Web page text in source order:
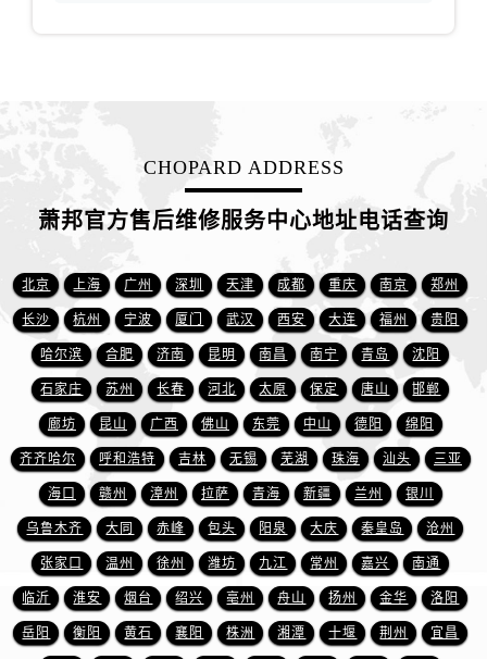
安徽省亳州市谯城区魏武大道萧邦售后服务中心（需提前预约）
安徽省黄山市屯溪区黄山西路萧邦售后服务中心（需提前预约）
安徽省马鞍山市雨山区湖南西路萧邦售后服务中心（需提前预约）
安徽省宿州市埇桥区人民中路萧邦售后服务中心（需提前预约）
安徽省铜陵市铜官区石城大道萧邦售后服务中心（需提前预约）
安徽省芜湖市镜湖区中山路步行街萧邦售后服务中心（需提前预约）
安徽省宣城市宣州区叠嶂西路萧邦售后服务中心（需提前预约）
福建省龙岩市新罗区九一南路萧邦售后服务中心（需提前预约）
福建省南平市建阳区人民西路萧邦售后服务中心（需提前预约）
福建省宁德市蕉城区天湖东路萧邦售后服务中心（需提前预约）
福建省莆田市城厢区霞林街道荔华东大道萧邦售后服务中心（需提前预约）
福建省三明市三元区东乾二路萧邦售后服务中心（需提前预约）
福建省漳州市龙文区步港路萧邦售后服务中心（需提前预约）
江苏省常州市新北区龙锦路1590号现代传媒中心5号楼10层1008室萧邦售后服务中心（需提前预约）
江苏省淮安市清江浦区淮海北路萧邦售后服务中心（需提前预约）
CHOPARD ADDRESS
萧邦官方售后维修服务中心地址电话查询
北京 上海 广州 深圳 天津 成都 重庆 南京 郑州
长沙 杭州 宁波 厦门 武汉 西安 大连 福州 贵阳
哈尔滨 合肥 济南 昆明 南昌 南宁 青岛 沈阳
石家庄 苏州 长春 河北 太原 保定 唐山 邯郸
廊坊 昆山 广西 佛山 东莞 中山 德阳 绵阳
齐齐哈尔 呼和浩特 吉林 无锡 芜湖 珠海 汕头 三亚
海口 赣州 漳州 拉萨 青海 新疆 兰州 银川
乌鲁木齐 大同 赤峰 包头 阳泉 大庆 秦皇岛 沧州
张家口 温州 徐州 潍坊 九江 常州 嘉兴 南通
临沂 淮安 烟台 绍兴 亳州 舟山 扬州 金华 洛阳
岳阳 衡阳 黄石 襄阳 株洲 湘潭 十堰 荆州 宜昌